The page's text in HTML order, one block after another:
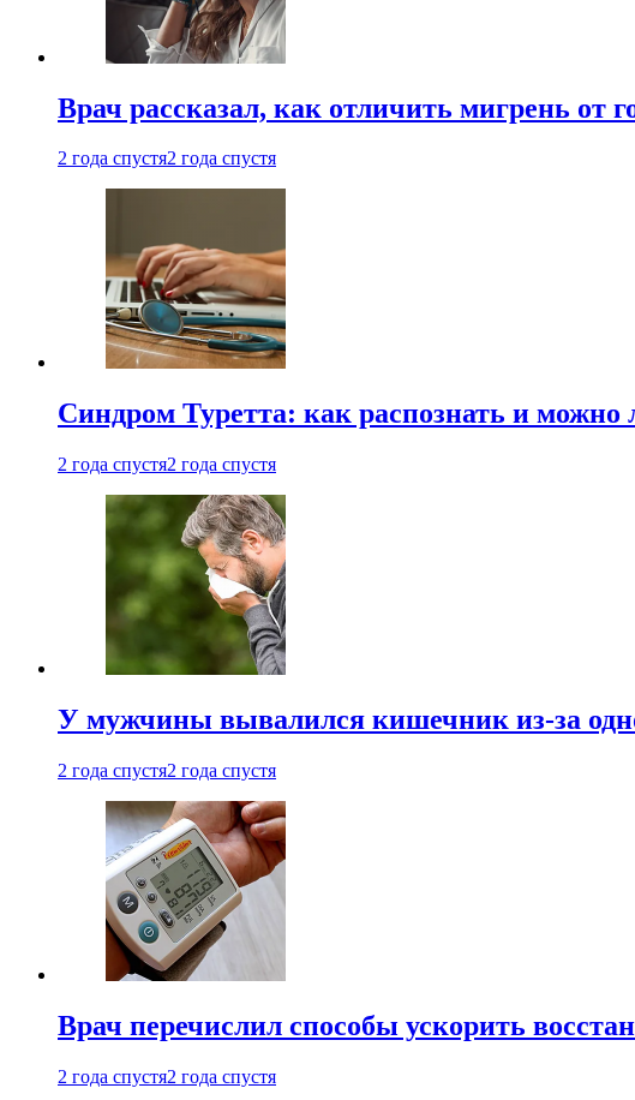
Врач рассказал, как отличить мигрень от
2 года спустя2 года спустя
Синдром Туретта: как распознать и можно
2 года спустя2 года спустя
У мужчины вывалился кишечник из-за
2 года спустя2 года спустя
Врач перечислил способы ускорить
2 года спустя2 года спустя